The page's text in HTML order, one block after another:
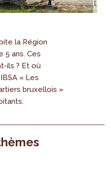
la Région
5 ans. Ces
ils ? Et où
« Les
bruxellois »